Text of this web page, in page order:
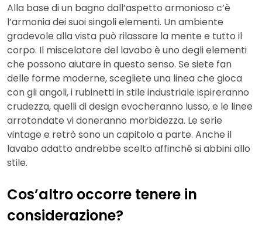
Alla base di un bagno dall’aspetto armonioso c’è
l’armonia dei suoi singoli elementi. Un ambiente
gradevole alla vista può rilassare la mente e tutto il
corpo. Il miscelatore del lavabo è uno degli elementi
che possono aiutare in questo senso. Se siete fan
delle forme moderne, scegliete una linea che gioca
con gli angoli, i rubinetti in stile industriale ispireranno
crudezza, quelli di design evocheranno lusso, e le linee
arrotondate vi doneranno morbidezza. Le serie
vintage e retrò sono un capitolo a parte. Anche il
lavabo adatto andrebbe scelto affinché si abbini allo
stile.
Cos’altro occorre tenere in
considerazione?